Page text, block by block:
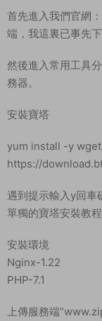
首先進入我們官網
端，我這裏已事先
然後進入常用工具
務器。
安裝寶塔
yum install -y
https://
遇到提示輸入y回車
單獨的寶塔安裝教
安裝環境
Nginx-1.22
PHP-7.1
上傳服務端